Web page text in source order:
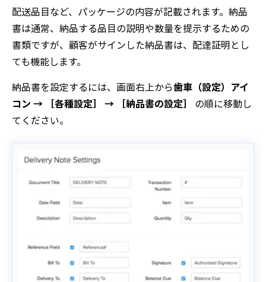
配送品目など、パッケージの内容が記載されます。納品
書は通常、納品する品目の説明や数量を提示するための
書類ですが、顧客がサインした納品書は、配達証明とし
ても機能します。
納品書を設定するには、画面右上から歯車（設定）アイ
コン → ［各種設定］ → ［納品書の設定］ の順に移動し
てください。